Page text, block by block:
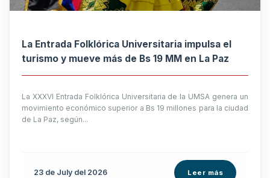
La Entrada Folklórica Universitaria impulsa el
turismo y mueve más de Bs 19 MM en La Paz
La XXXVI Entrada Folklórica Universitaria de la UMSA genera un
movimiento económico superior a Bs 19 millones para la ciudad
de La Paz, según...
23 de July del 2026 Leer más